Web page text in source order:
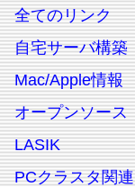
全てのリンク
自宅サーバ構築
Mac/Apple情報
オープンソース
LASIK
PCクラスタ関連